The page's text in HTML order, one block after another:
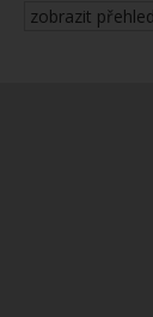
zobrazit